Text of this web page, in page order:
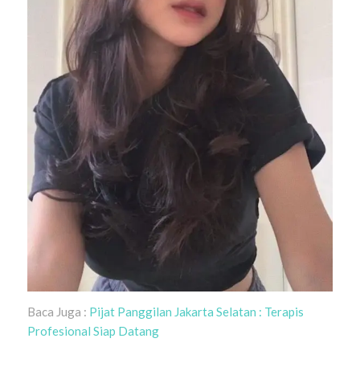
Baca Juga : Pijat Panggilan Jakarta Selatan : Terapis
Profesional Siap Datang